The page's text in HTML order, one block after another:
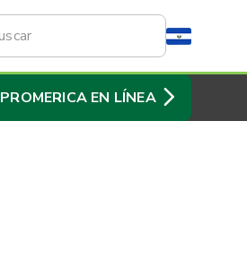
PROMERICA EN LÍNEA